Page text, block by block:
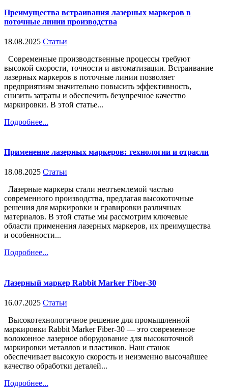
Преимущества встраивания лазерных маркеров в
поточные линии производства
18.08.2025 Статьи
Современные производственные процессы требуют
высокой скорости, точности и автоматизации. Встраивание
лазерных маркеров в поточные линии позволяет
предприятиям значительно повысить эффективность,
снизить затраты и обеспечить безупречное качество
маркировки. В этой статье...
Подробнее...
Применение лазерных маркеров: технологии и отрасли
18.08.2025 Статьи
Лазерные маркеры стали неотъемлемой частью
современного производства, предлагая высокоточные
решения для маркировки и гравировки различных
материалов. В этой статье мы рассмотрим ключевые
области применения лазерных маркеров, их преимущества
и особенности...
Подробнее...
Лазерный маркер Rabbit Marker Fiber-30
16.07.2025 Статьи
Высокотехнологичное решение для промышленной
маркировки Rabbit Marker Fiber-30 — это современное
волоконное лазерное оборудование для высокоточной
маркировки металлов и пластиков. Наш станок
обеспечивает высокую скорость и неизменно высочайшее
качество обработки деталей...
Подробнее...